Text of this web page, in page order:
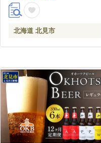
北海道 北見市